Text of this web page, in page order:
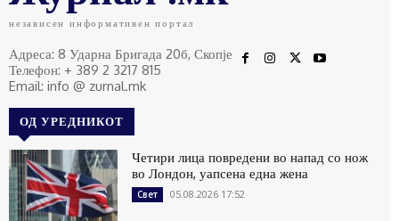
независен информативен портал
Адреса: 8 Ударна Бригада 20б, Скопје
Телефон: + 389 2 3217 815
Email: info @ zurnal.mk
ОД УРЕДНИКОТ
Четири лица повредени во напад со нож
во Лондон, уапсена една жена
Свет 05.08.2026 17:52